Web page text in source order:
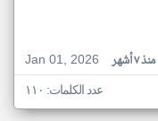
Jan 01, 2026
منذ ٧ أشهر
عدد الكلمات: ١١٠